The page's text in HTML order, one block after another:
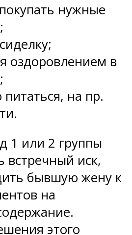
нужные
оздоровлением в
на пр.
1 или 2 группы
встречный иск,
бывшую жену к
на
этого